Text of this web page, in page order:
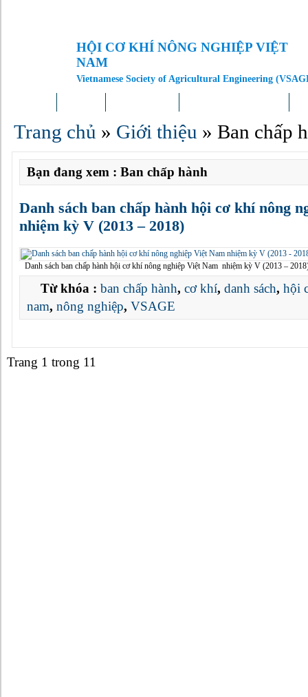
HỘI CƠ KHÍ NÔNG NGHIỆP VIỆT
NAM
Vietnamese Society of Agricultural Engineering
Trang chủ » Giới thiệu » Ban chấp
Bạn đang xem : Ban chấp hành
Danh sách ban chấp hành hội cơ khí nông
nhiệm kỳ V (2013 – 2018)
Danh sách ban chấp hành hội cơ khí nông nghiệp Việt Nam nhiệm kỳ V (2013
Từ khóa : ban chấp hành, cơ khí, danh sách, hội
nam, nông nghiệp, VSAGE
Trang 1 trong 11